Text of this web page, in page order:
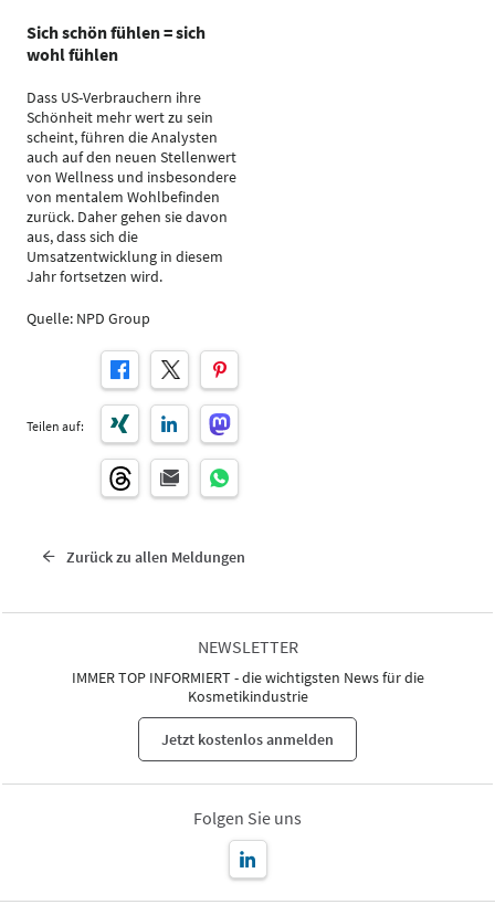
Sich schön fühlen = sich
wohl fühlen
Dass US-Verbrauchern ihre
Schönheit mehr wert zu sein
scheint, führen die Analysten
auch auf den neuen Stellenwert
von Wellness und insbesondere
von mentalem Wohlbefinden
zurück. Daher gehen sie davon
aus, dass sich die
Umsatzentwicklung in diesem
Jahr fortsetzen wird.
Quelle: NPD Group
Teilen auf:
Zurück zu allen Meldungen
NEWSLETTER
IMMER TOP INFORMIERT - die wichtigsten News für die
Kosmetikindustrie
Jetzt kostenlos anmelden
Folgen Sie uns